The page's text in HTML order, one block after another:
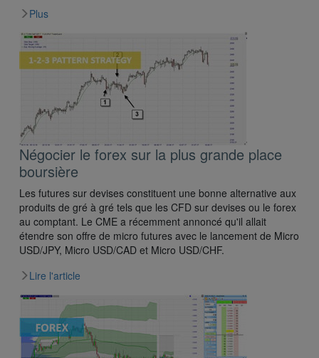
Plus
Négocier le forex sur la plus grande place
boursière
Les futures sur devises constituent une bonne alternative aux
produits de gré à gré tels que les CFD sur devises ou le forex
au comptant. Le CME a récemment annoncé qu'il allait
étendre son offre de micro futures avec le lancement de Micro
USD/JPY, Micro USD/CAD et Micro USD/CHF.
Lire l'article